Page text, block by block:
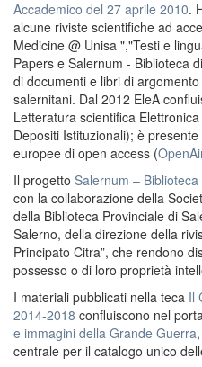
Accademico del 27 aprile 2010.
alcune riviste scientifiche ad
Medicine @ Unisa ","Testi e
Papers e Salernum - Biblioteca
di documenti e libri di
salernitani. Dal 2012 EleA
Letteratura scientifica
Depositi Istituzionali); è
europee di open access (
Il progetto Salernum –
con la collaborazione della
della Biblioteca Provinciale di
Salerno, della direzione della
Principato Citra”, che rendono
possesso o di loro proprietà
I materiali pubblicati nella teca Il
2014-2018 confluiscono nel
e immagini della Grande Guerra
centrale per il catalogo unico